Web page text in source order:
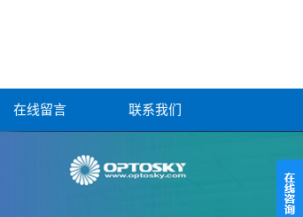
在线留言 联系我们